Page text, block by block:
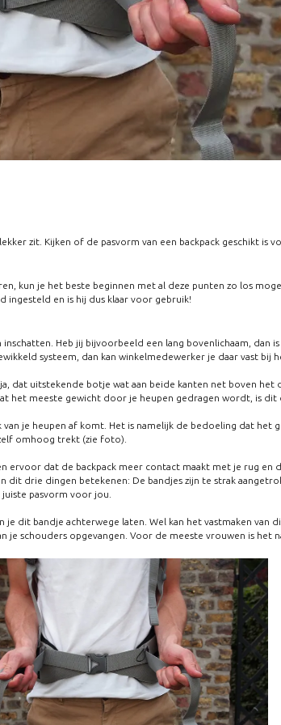
zit. Kijken of de pasvorm van een backpack geschikt is
kun je het beste beginnen met al deze punten zo los
ingesteld en is hij dus klaar voor gebruik!
Heb jij bijvoorbeeld een lang bovenlichaam, dan
systeem, dan kan winkelmedewerker je daar vast bij
dat uitstekende botje wat aan beide kanten net boven
het meeste gewicht door je heupen gedragen wordt, is dit
je heupen af komt. Het is namelijk de bedoeling dat
omhoog trekt (zie foto).
ervoor dat de backpack meer contact maakt met je rug
drie dingen betekenen: De bandjes zijn te strak
pasvorm voor jou.
dit bandje achterwege laten. Wel kan het vastmaken
schouders opgevangen. Voor de meeste vrouwen is het